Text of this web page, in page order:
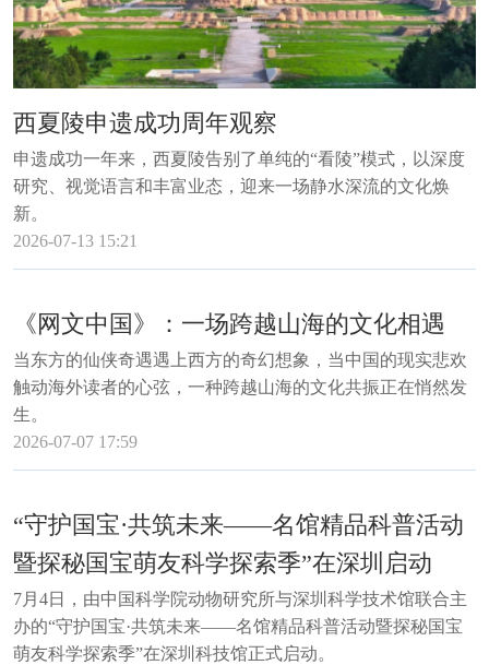
西夏陵申遗成功周年观察
申遗成功一年来，西夏陵告别了单纯的“看陵”模式，以深度
研究、视觉语言和丰富业态，迎来一场静水深流的文化焕
新。
2026-07-13 15:21
《网文中国》：一场跨越山海的文化相遇
当东方的仙侠奇遇遇上西方的奇幻想象，当中国的现实悲欢
触动海外读者的心弦，一种跨越山海的文化共振正在悄然发
生。
2026-07-07 17:59
“守护国宝·共筑未来——名馆精品科普活动
暨探秘国宝萌友科学探索季”在深圳启动
7月4日，由中国科学院动物研究所与深圳科学技术馆联合主
办的“守护国宝·共筑未来——名馆精品科普活动暨探秘国宝
萌友科学探索季”在深圳科技馆正式启动。